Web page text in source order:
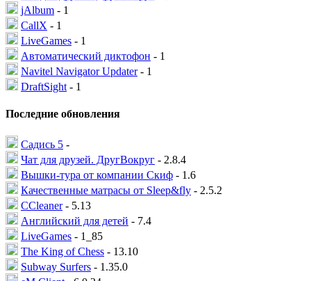
jAlbum - 1
CallX - 1
LiveGames - 1
Автоматический диктофон - 1
Navitel Navigator Updater- 1
DraftSight - 1
Последние обновления
Садись 5 -
Чат для друзей. ДругВокруг - 2.8.4
Вышки-тура от компании Скиф - 1.6
Качественные матрасы от Sleep&fly - 2.5.2
CCleaner- 5.13
Английский для детей - 7.4
LiveGames - 1_85
The King of Chess - 13.10
Subway Surfers - 1.35.0